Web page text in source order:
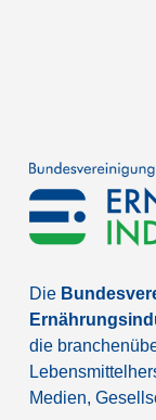
Die
die
Medien,